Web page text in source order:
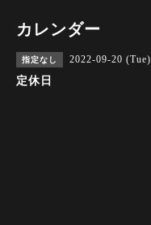
カレンダー
指定なし 2022-09-20 (Tue)
定休日